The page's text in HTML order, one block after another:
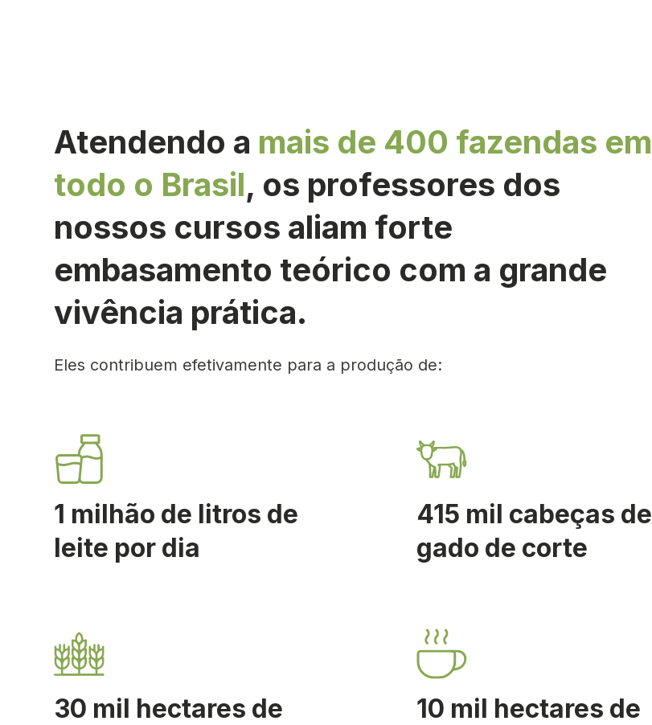
Atendendo a mais de 400 fazendas em
todo o Brasil, os professores dos
nossos cursos aliam forte
embasamento teórico com a grande
vivência prática.
Eles contribuem efetivamente para a produção de:
1 milhão de litros de
leite por dia
415 mil cabeças de
gado de corte
30 mil hectares de
10 mil hectares de